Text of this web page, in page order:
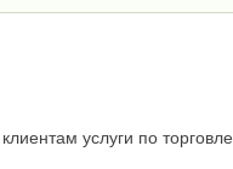
услуги по торговле